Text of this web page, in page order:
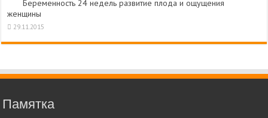
Беременность 24 недель развитие плода и ощущения
женщины
29.11.2015
Памятка